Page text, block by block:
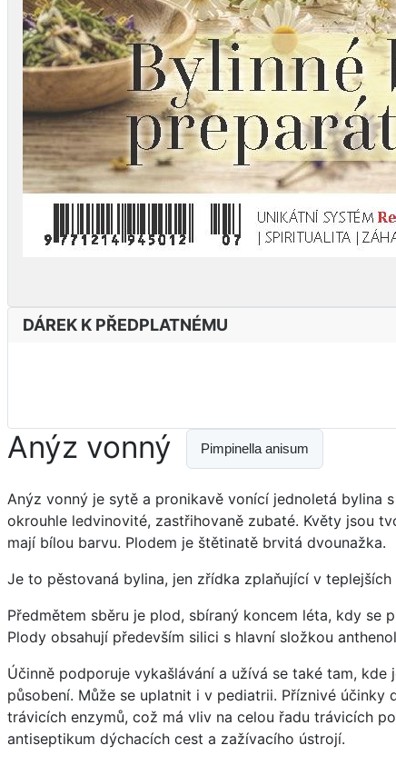
DÁREK K PŘEDPLATNÉMU
Anýz vonný Pimpinella anisum
Anýz vonný je sytě a pronikavě vonící jednoletá bylina
okrouhle ledvinovité, zastřihovaně zubaté. Květy jsou
mají bílou barvu. Plodem je štětinatě brvitá dvounažka.
Je to pěstovaná bylina, jen zřídka zplaňující v teplejších
Předmětem sběru je plod, sbíraný koncem léta, kdy se
Plody obsahují především silici s hlavní složkou
Účinně podporuje vykašlávání a užívá se také tam,
působení. Může se uplatnit i v pediatrii. Příznivé
trávicích enzymů, což má vliv na celou řadu trávicích
antiseptikum dýchacích cest a zažívacího ústrojí.